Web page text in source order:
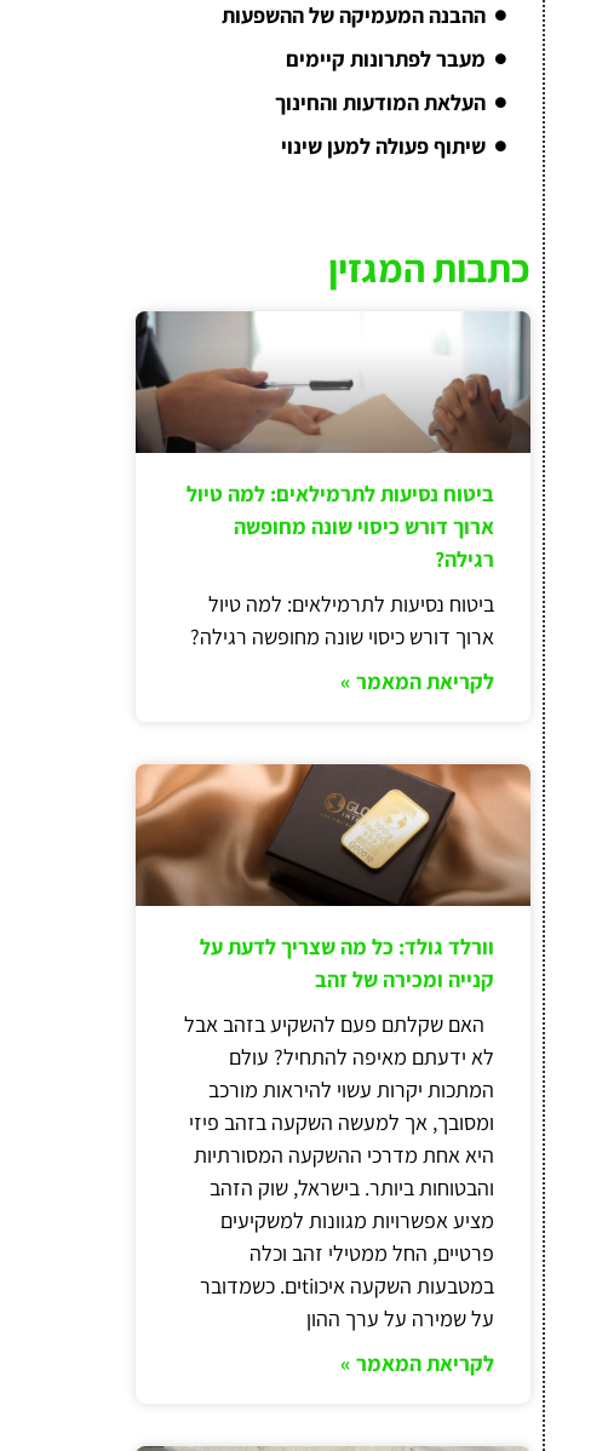
ההבנה המעמיקה של ההשפעות
מעבר לפתרונות קיימים
העלאת המודעות והחינוך
שיתוף פעולה למען שינוי
כתבות המגזין
ביטוח נסיעות לתרמילאים: למה טיול
ארוך דורש כיסוי שונה מחופשה
רגילה?
ביטוח נסיעות לתרמילאים: למה טיול
ארוך דורש כיסוי שונה מחופשה רגילה?
לקריאת המאמר »
וורלד גולד: כל מה שצריך לדעת על
קנייה ומכירה של זהב
האם שקלתם פעם להשקיע בזהב אבל
לא ידעתם מאיפה להתחיל? עולם
המתכות יקרות עשוי להיראות מורכב
ומסובך, אך למעשה השקעה בזהב פיזי
היא אחת מדרכי ההשקעה המסורתיות
והבטוחות ביותר. בישראל, שוק הזהב
מציע אפשרויות מגוונות למשקיעים
פרטיים, החל ממטילי זהב וכלה
במטבעות השקעה איכוtiים. כשמדובר
על שמירה על ערך ההון
לקריאת המאמר »